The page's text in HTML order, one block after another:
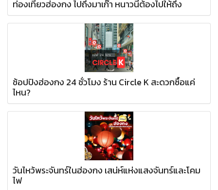
ท่องเที่ยวฮ่องกง ไปถึงมาเก๊า หนาวนี้ต้องไปให้ถึง
ช้อปปิงฮ่องกง 24 ชั่วโมง ร้าน Circle K สะดวกซื้อแค่
ไหน?
วันไหว้พระจันทร์ในฮ่องกง เสน่ห์แห่งแสงจันทร์และโคม
ไฟ